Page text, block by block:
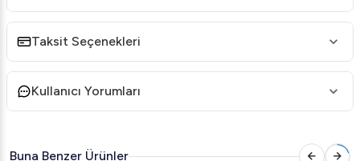
Opsiyonel sert krom kaplama ile yüzey hijyen ve
1,5 litre hacmindeki hazneye aktarır.
Taksit Seçenekleri
Kullanıcı Yorumları
Buna Benzer Ürünler